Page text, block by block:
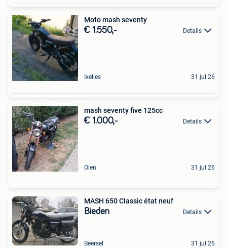
Moto mash seventy
€ 1.550,- Details
Ixelles 31 jul 26
mash seventy five 125cc
€ 1.000,- Details
Olen 31 jul 26
MASH 650 Classic état neuf
Bieden Details
Beersel 31 jul 26